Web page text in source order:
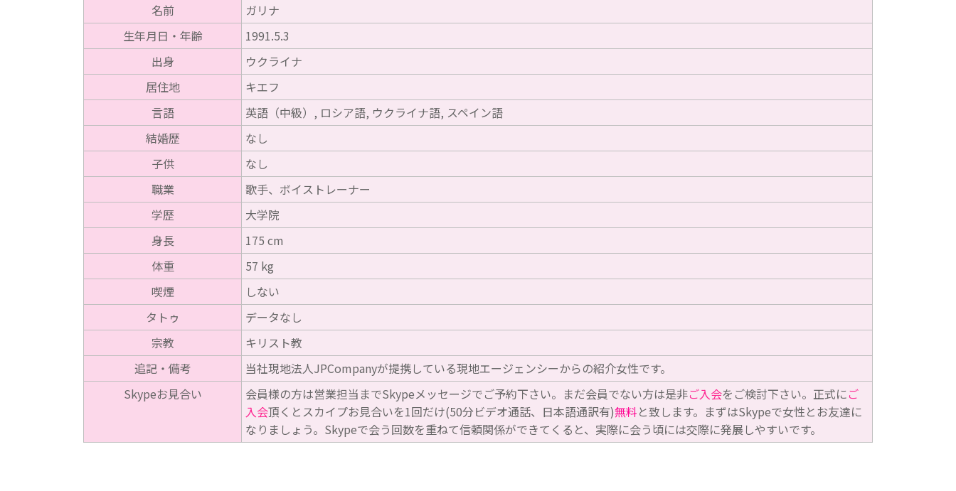
名前
ガリナ
生年月日・年齢
1991.5.3
出身
ウクライナ
居住地
キエフ
言語
英語（中級）, ロシア語, ウクライナ語, スペイン語
結婚歴
なし
子供
なし
職業
歌手、ボイストレーナー
学歴
大学院
身長
175 cm
体重
57 kg
喫煙
しない
タトゥ
データなし
宗教
キリスト教
追記・備考
当社現地法人JPCompanyが提携している現地エージェンシーからの紹介女性です。
Skypeお見合い
会員様の方は営業担当までSkypeメッセージでご予約下さい。まだ会員でない方は是非ご入会をご検討下さい。正式にご
入会頂くとスカイプお見合いを1回だけ(50分ビデオ通話、日本語通訳有)無料と致します。まずはSkypeで女性とお友達に
なりましょう。Skypeで会う回数を重ねて信頼関係ができてくると、実際に会う頃には交際に発展しやすいです。